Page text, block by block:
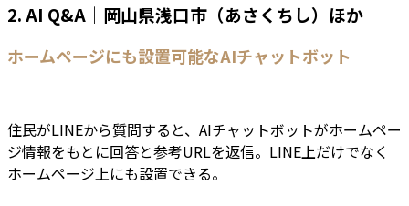
2. AI Q&A｜岡山県浅口市（あさくちし）ほか
ホームページにも設置可能なAIチャットボット
住民がLINEから質問すると、AIチャットボットがホームペー
ジ情報をもとに回答と参考URLを返信。LINE上だけでなく
ホームページ上にも設置できる。